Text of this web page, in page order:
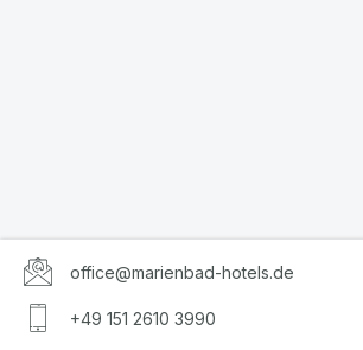
office@marienbad-hotels.de
+49 151 2610 3990